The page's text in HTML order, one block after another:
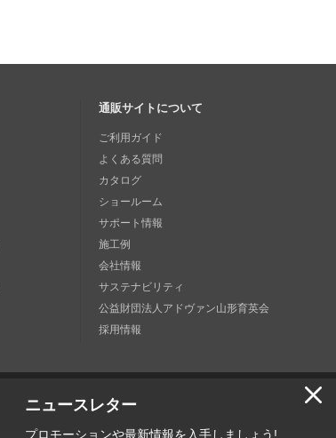
ニュースレター
プロモーションや最新情報を入手しましょう!
通販サイトについて
ご利用ガイド
よくある質問
カタログ
ショールーム
サポート情報
施工例
会社情報
サステナビリティ
公益財団法人アドヴァン山形育英会
採用情報